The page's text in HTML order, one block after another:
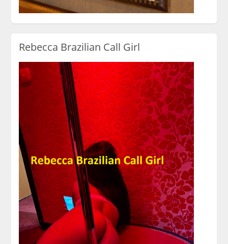
Rebecca Brazilian Call Girl